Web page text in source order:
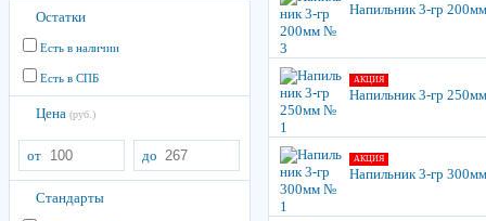
Остатки
Есть в наличии
Есть в СПБ
Цена (руб.)
от до
Стандарты
Напильник 3-гр
АКЦИЯ
Напильник 3-гр
АКЦИЯ
Напильник 3-гр